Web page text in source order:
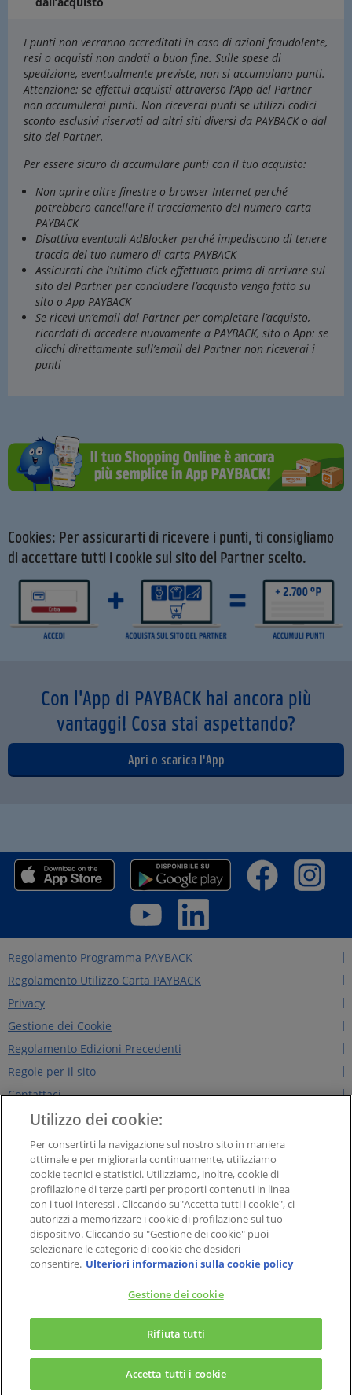
I punti non verranno accreditati in caso di azioni fraudolente,
resi o acquisti non andati a buon fine. Sulle spese di
spedizione, eventualmente previste, non si accumulano punti.
Attenzione: se effettui acquisti attraverso l’App del Partner
non accumulerai punti. Non riceverai punti se utilizzi codici
sconto esclusivi riservati ad altri siti diversi da PAYBACK o dal
sito del Partner.
Per essere sicuro di accumulare punti con il tuo acquisto:
Non aprire altre finestre o browser Internet perché
potrebbero cancellare il tracciamento del numero carta
PAYBACK
Disattiva eventuali AdBlocker perché impediscono di tenere
traccia del tuo numero di carta PAYBACK
Assicurati che l’ultimo click effettuato prima di arrivare sul
sito del Partner per concludere l’acquisto venga fatto su
sito o App PAYBACK
Se ricevi un’email dal Partner per completare l’acquisto,
ricordati di accedere nuovamente a PAYBACK, sito o App: se
clicchi direttamente sull’email del Partner non riceverai i
punti
Cookies: Per assicurarti di ricevere i punti, ti consigliamo
di accettare tutti i cookie sul sito del Partner scelto.
Con l'App di PAYBACK hai ancora più
vantaggi! Cosa stai aspettando?
Apri o scarica l'App
Regolamento Programma PAYBACK
Regolamento Utilizzo Carta PAYBACK
Privacy
Gestione dei Cookie
Regolamento Edizioni Precedenti
Regole per il sito
Contattaci
Chi siamo
NEWS&INTERVISTE
PAYBACK GROUP
Concorsi PAYBACK
Extra
PAYBACK Italia S.r.l. - Società a responsabilità limitata con socio unico, Soggetta
legale in Viale Alexandre Gustave Eiffel 15, cap 00148 – Roma. Capitale Sociale
Euro 1.000.000,00; Codice fiscale e Partita IVA n. 07643140960. Registro
Imprese di Roma n. 07643140960 - R.E.A. di Roma n. 1331503
×
Il meglio del Programma Fedeltà a portata di tap!
Utilizzo dei cookie:
Per consertirti la navigazione sul nostro sito in maniera
ottimale e per migliorarla continuamente, utilizziamo
cookie tecnici e statistici. Utilizziamo, inoltre, cookie di
profilazione di terze parti per proporti contenuti in linea
con i tuoi interessi . Cliccando su"Accetta tutti i cookie", ci
autorizzi a memorizzare i cookie di profilazione sul tuo
dispositivo. Cliccando su "Gestione dei cookie" puoi
selezionare le categorie di cookie che desideri
consentire. Ulteriori informazioni sulla cookie policy
Gestione dei cookie
Rifiuta tutti
Accetta tutti i cookie